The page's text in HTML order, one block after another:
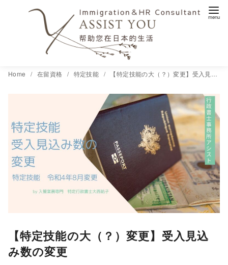
Home 在留資格 特定技能 【特定技能の大（？）変更】受入見込み数の変更
【特定技能の大（？）変更】受入見込
み数の変更